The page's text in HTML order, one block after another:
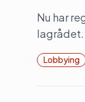
Nu har
lagrådet.
Lobbying